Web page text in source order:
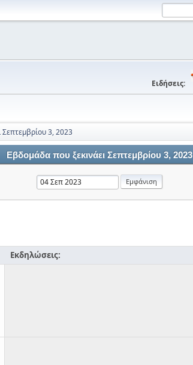
Ειδήσεις:
Σεπτεμβρίου 3, 2023
Εβδομάδα που ξεκινάει Σεπτεμβρίου 3, 2023
Εκδηλώσεις: